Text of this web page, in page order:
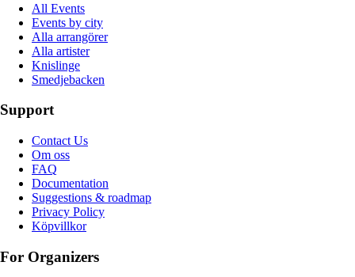
All Events
Events by city
Alla arrangörer
Alla artister
Knislinge
Smedjebacken
Support
Contact Us
Om oss
FAQ
Documentation
Suggestions & roadmap
Privacy Policy
Köpvillkor
For Organizers